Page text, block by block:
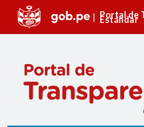
Portal de
Estándar